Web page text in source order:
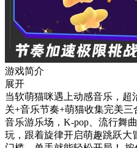
游戏简介
展开
当软萌猫咪遇上动感音乐，超
关+音乐节奏+萌猫收集完美
音乐游乐场，K-pop、流行舞
玩，跟着旋律开启萌趣跳跃大